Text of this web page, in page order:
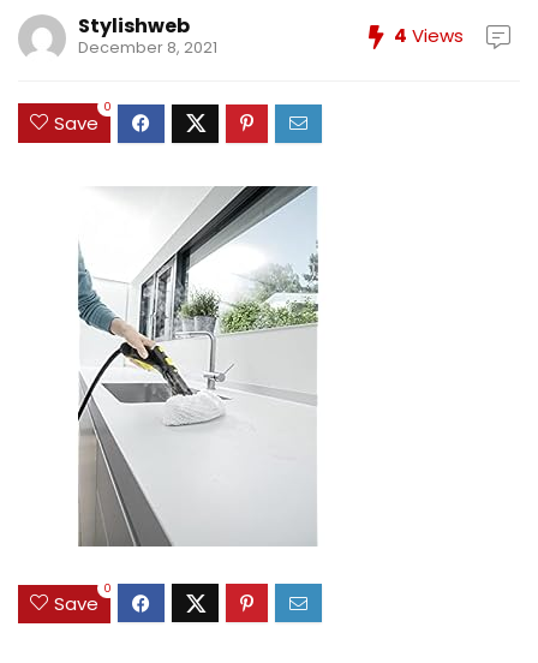
Stylishweb
December 8, 2021 4 Views
Save
0
Save
0